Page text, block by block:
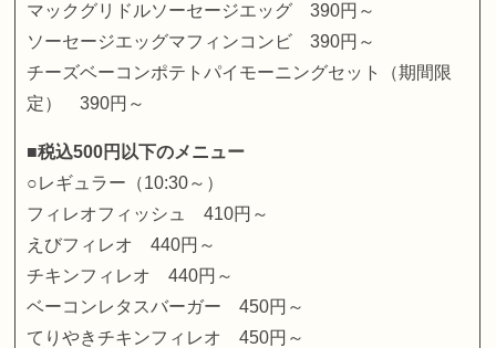
マックグリドルソーセージエッグ 390円～
ソーセージエッグマフィンコンビ 390円～
チーズベーコンポテトパイモーニングセット（期間限
定） 390円～
■税込500円以下のメニュー
○レギュラー（10:30～）
フィレオフィッシュ 410円～
えびフィレオ 440円～
チキンフィレオ 440円～
ベーコンレタスバーガー 450円～
てりやきチキンフィレオ 450円～